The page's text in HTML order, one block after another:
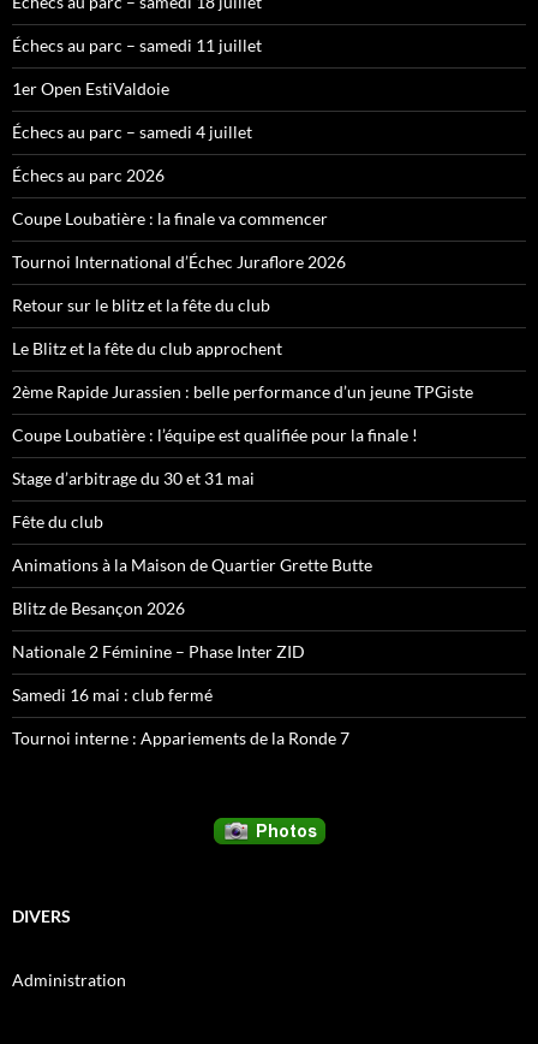
Échecs au parc – samedi 11 juillet
1er Open EstiValdoie
Échecs au parc – samedi 4 juillet
Échecs au parc 2026
Coupe Loubatière : la finale va commencer
Tournoi International d’Échec Juraflore 2026
Retour sur le blitz et la fête du club
Le Blitz et la fête du club approchent
2ème Rapide Jurassien : belle performance d’un jeune TPGiste
Coupe Loubatière : l’équipe est qualifiée pour la finale !
Stage d’arbitrage du 30 et 31 mai
Fête du club
Animations à la Maison de Quartier Grette Butte
Blitz de Besançon 2026
Nationale 2 Féminine – Phase Inter ZID
Samedi 16 mai : club fermé
Tournoi interne : Appariements de la Ronde 7
DIVERS
Administration